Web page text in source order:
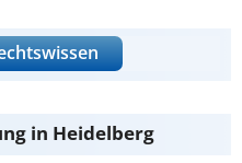
in Heidelberg